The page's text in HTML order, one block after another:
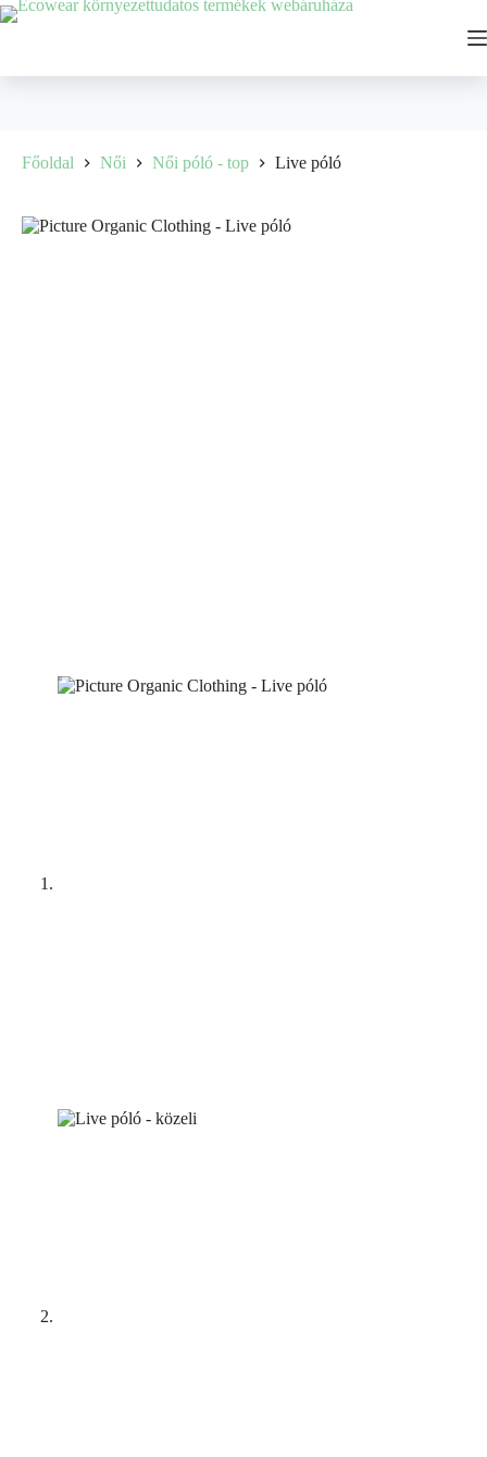
Főoldal Női Női póló - top Live póló